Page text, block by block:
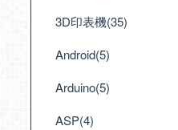
3D印表機(35)
Android(5)
Arduino(5)
ASP(4)